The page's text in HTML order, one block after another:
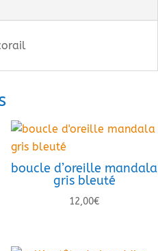
boucle d’oreille mandala
gris bleuté
12,00€